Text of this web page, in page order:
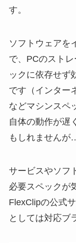
す。
ソフトウェアを
で、PCのスト
ックに依存せず
です（インター
などマシンスペ
自体の動作が遅
もしれませんが
サービスやソフ
必要スペックが
FlexClipの公式
としては対応ブ